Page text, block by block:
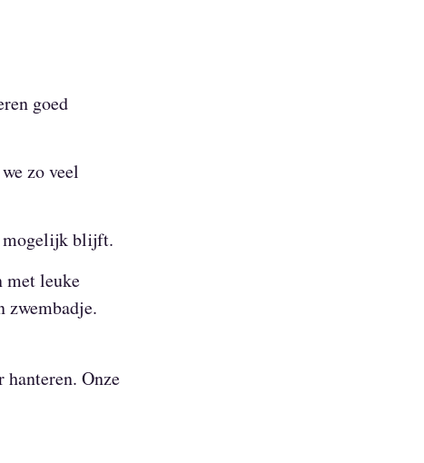
goed
zo veel
mogelijk blijft.
met leuke
zwembadje.
Onze